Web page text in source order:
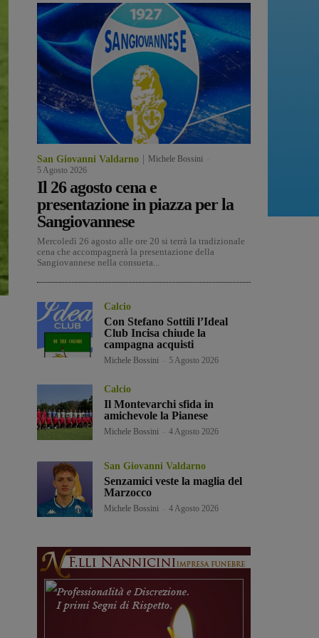
San Giovanni Valdarno Michele Bossini
5 Agosto 2026
Il 26 agosto cena e
presentazione in piazza per la
Sangiovannese
Mercoledì 26 agosto alle ore 20 si terrà la tradizionale
cena che accompagnerà la presentazione della
Sangiovannese nella consueta...
Calcio
Con Stefano Sottili l’Ideal
Club Incisa chiude la
campagna acquisti
Michele Bossini 5 Agosto 2026
Calcio
Il Montevarchi sfida in
amichevole la Pianese
Michele Bossini 4 Agosto 2026
San Giovanni Valdarno
Senzamici veste la maglia del
Marzocco
Michele Bossini 4 Agosto 2026